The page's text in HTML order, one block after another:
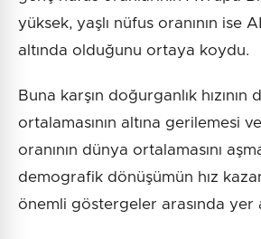
yüksek, yaşlı nüfus oranının ise
altında olduğunu ortaya koydu.
Buna karşın doğurganlık hızının
ortalamasının altına gerilemesi
oranının dünya ortalamasını
demografik dönüşümün hız
önemli göstergeler arasında yer